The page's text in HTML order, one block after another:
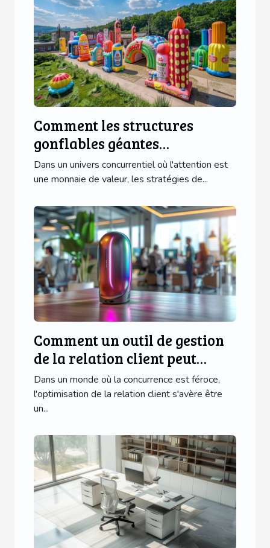
Comment les structures
gonflables géantes
transforment le marketing
visuel
Dans un univers concurrentiel où l'attention est
une monnaie de valeur, les stratégies de...
Comment un outil de gestion
de la relation client peut
transformer votre entreprise
Dans un monde où la concurrence est féroce,
l'optimisation de la relation client s'avère être
un...